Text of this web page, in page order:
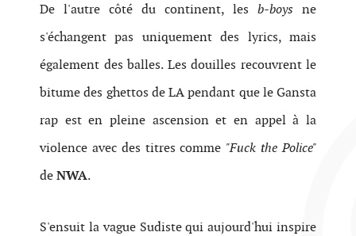
De l'autre côté du continent, les b-boys ne
s'échangent pas uniquement des lyrics, mais
également des balles. Les douilles recouvrent le
bitume des ghettos de LA pendant que le Gansta
rap est en pleine ascension et en appel à la
violence avec des titres comme "Fuck the Police"
deNWA.
S'ensuit la vague Sudiste qui aujourd'hui inspire